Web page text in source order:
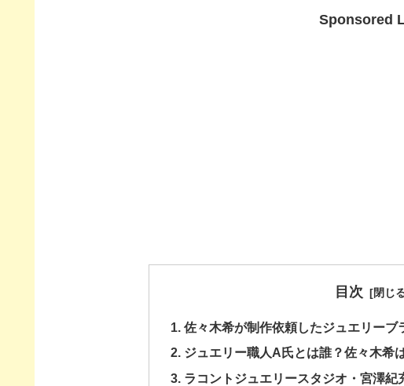
Sponsored
目次
佐々木希が制作依頼したジュエリーブ
ジュエリー職人A氏とは誰？佐々木希
ラコントジュエリースタジオ・宮澤紀